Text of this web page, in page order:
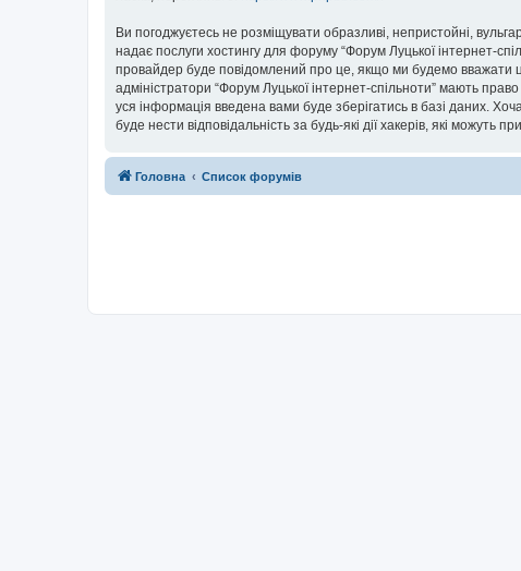
Ви погоджуєтесь не розміщувати образливі, непристойні,
надає послуги хостингу для форуму “Форум Луцької інтернет-
провайдер буде повідомлений про це, якщо ми будемо вважати
адміністратори “Форум Луцької інтернет-спільноти” мають
уся інформація введена вами буде зберігатись в базі даних.
буде нести відповідальність за будь-які дії хакерів, які можуть
Головна Список форумів